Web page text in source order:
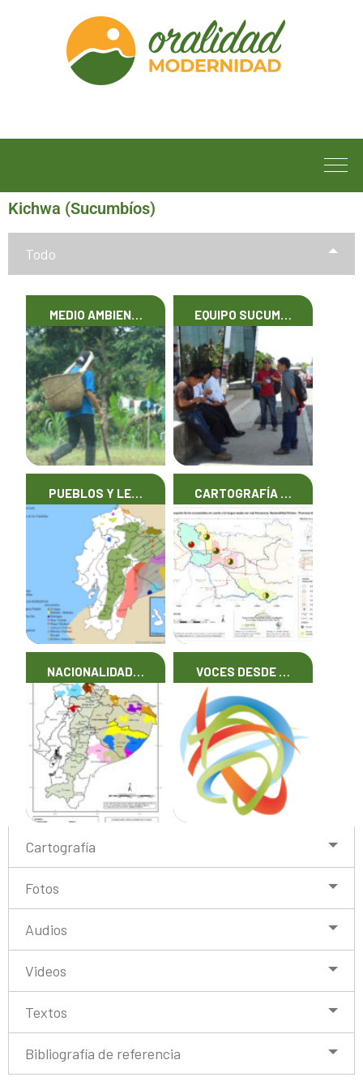
Kichwa (Sucumbíos)
Todo
MEDIO AMBIEN… EQUIPO SUCUM…
PUEBLOS Y LE… CARTOGRAFÍA …
NACIONALIDAD… VOCES DESDE …
Cartografía
Fotos
Audios
Videos
Textos
Bibliografía de referencia